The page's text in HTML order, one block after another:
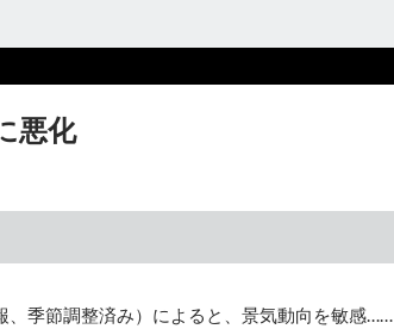
悪化
、季節調整済み）によると、景気動向を敏感……